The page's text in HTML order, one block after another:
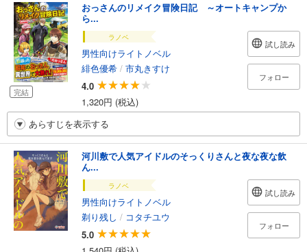
完結
おっさんのリメイク冒険日記 ～オートキャンプか
ら...
ラノベ
男性向けライトノベル
緋色優希 / 市丸きすけ
4.0
1,320円 (税込)
試し読み
フォロー
あらすじを表示する
河川敷で人気アイドルのそっくりさんと夜な夜な飲
ん...
ラノベ
男性向けライトノベル
剃り残し / コタチユウ
5.0
試し読み
フォロー